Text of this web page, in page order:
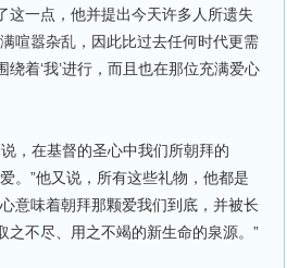
一点，他并提出今天许多人所遗失
喧嚣杂乱，因此比过去任何时代更需
着‘我’进行，而且也在那位充满爱心
，在基督的圣心中我们所朝拜的
。”他又说，所有这些礼物，他都是
意味着朝拜那颗爱我们到底，并被长
不尽、用之不竭的新生命的泉源。”